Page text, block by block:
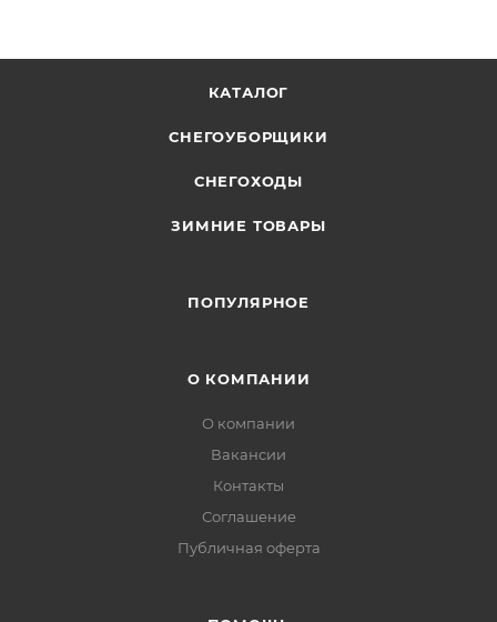
КАТАЛОГ
СНЕГОУБОРЩИКИ
СНЕГОХОДЫ
ЗИМНИЕ ТОВАРЫ
ПОПУЛЯРНОЕ
О КОМПАНИИ
О компании
Вакансии
Контакты
Соглашение
Публичная оферта